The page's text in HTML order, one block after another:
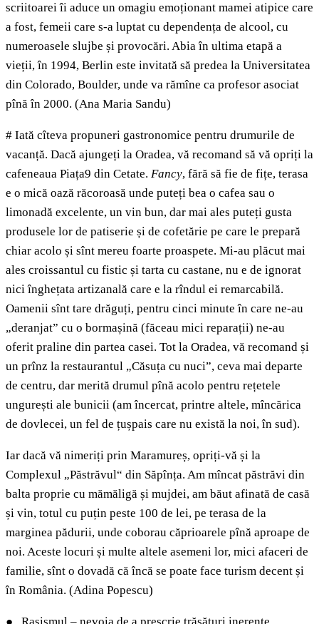
scriitoarei îi aduce un omagiu emoționant mamei atipice care
a fost, femeii care s-a luptat cu dependența de alcool, cu
numeroasele slujbe și provocări. Abia în ultima etapă a
vieții, în 1994, Berlin este invitată să predea la Universitatea
din Colorado, Boulder, unde va rămîne ca profesor asociat
pînă în 2000. (Ana Maria Sandu)
# Iată cîteva propuneri gastronomice pentru drumurile de
vacanță. Dacă ajungeți la Oradea, vă recomand să vă opriți la
cafeneaua Piața9 din Cetate. Fancy, fără să fie de fițe, terasa
e o mică oază răcoroasă unde puteți bea o cafea sau o
limonadă excelente, un vin bun, dar mai ales puteți gusta
produsele lor de patiserie și de cofetărie pe care le prepară
chiar acolo și sînt mereu foarte proaspete. Mi-au plăcut mai
ales croissantul cu fistic și tarta cu castane, nu e de ignorat
nici înghețata artizanală care e la rîndul ei remarcabilă.
Oamenii sînt tare drăguți, pentru cinci minute în care ne-au
„deranjat” cu o bormașină (făceau mici reparații) ne-au
oferit praline din partea casei. Tot la Oradea, vă recomand și
un prînz la restaurantul „Căsuța cu nuci”, ceva mai departe
de centru, dar merită drumul pînă acolo pentru rețetele
ungurești ale bunicii (am încercat, printre altele, mîncărica
de dovlecei, un fel de țușpais care nu există la noi, în sud).
Iar dacă vă nimeriți prin Maramureș, opriți-vă și la
Complexul „Păstrăvul“ din Săpînța. Am mîncat păstrăvi din
balta proprie cu mămăligă și mujdei, am băut afinată de casă
și vin, totul cu puțin peste 100 de lei, pe terasa de la
marginea pădurii, unde coborau căprioarele pînă aproape de
noi. Aceste locuri și multe altele asemeni lor, mici afaceri de
familie, sînt o dovadă că încă se poate face turism decent și
în România. (Adina Popescu)